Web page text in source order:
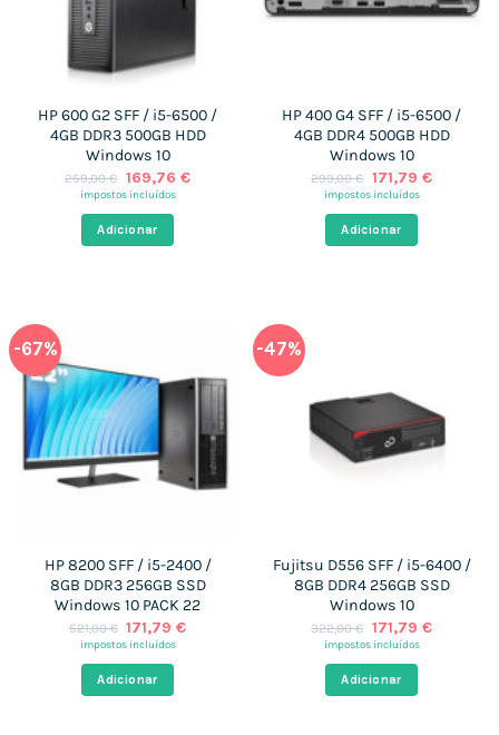
HP 600 G2 SFF / i5-6500 /
4GB DDR3 500GB HDD
Windows 10
259,00€ O
preço
era:
259,00 €.
169,76 €O
impostos incluídos
Adicionar
HP 400 G4 SFF / i5-6500 /
4GB DDR4 500GB HDD
Windows 10
299,00€ O
preço
era:
299,00 €.
171,79 €O
impostos incluídos
Adicionar
-67%
HP 8200 SFF / i5-2400 /
8GB DDR3 256GB SSD
Windows 10 PACK 22
521,00€ O
preço
era:
521,00 €.
171,79€O
impostos incluídos
Adicionar
-47%
Fujitsu D556 SFF / i5-6400 /
8GB DDR4 256GB SSD
Windows 10
322,00€ O
preço
era:
322,00 €.
171,79 €O
impostos incluídos
Adicionar